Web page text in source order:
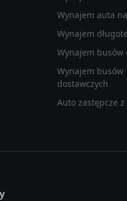
Wynajem auta
Wynajem
Wynajem busów
Wynajem busów
dostawczych
Auto zastępcze